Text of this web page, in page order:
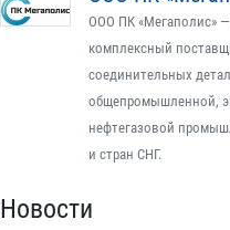
ООО ПК «Мегаполис»
комплексный
соединительных
общепромышленной,
нефтегазовой
и стран СНГ.
Новости